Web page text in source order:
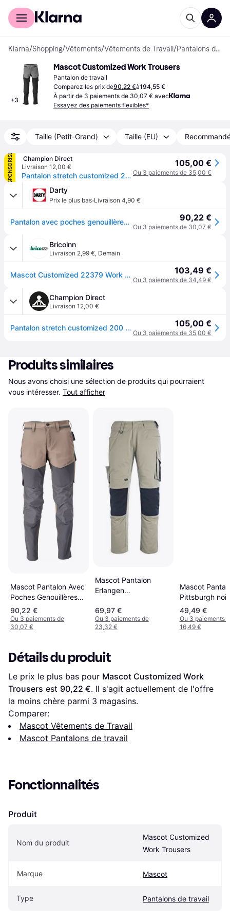
Acheter avec Klarna
Klarna/Shopping/Vêtements/Vêtements de Travail / Pantalons de travail
+3
Mascot Customized Work Trousers
Pantalon de travail
Comparez les prix de90,22 €à194,55 €
À partir de 3 paiements de 30,07 € avec
Essayez des paiements flexibles*
Taille (Petit-Grand) Taille (EU)
SPONSORISÉ
Champion Direct
Livraison 12,00 €
Pantalon stretch customized 200 - 300 g entre 4 et 6 pantalon 44 1 pièce(s) pantalon stretch customized anthracite/noir t44 polyamide, élasthanne gris
105,00 €
Ou 3 paiements de 35,00 €
Darty
Prix le plus bas·Livraison 4,90 €
Pantalon avec poches genouillères Ultimate - Gris anthracite/noir - Taille 46 - Entrejambe 82 - 22379-311-8909-82C52 90,22 €
Ou 3 paiements de 30,07 €
Bricoinn
Livraison 2,99 €, Demain
Mascot Customized 22379 Work Pants Gris 48 / 30 Homme 103,49 €
Ou 3 paiements de 34,49 €
Champion Direct
Livraison 12,00 €
Pantalon stretch customized 200 - 300 g entre 4 et 6 pantalon 44 1 pièce(s) pantalon stretch customized anthracite/noir t44 polyamide, élasthanne gris 105,00 €
Ou 3 paiements de 35,00 €
Produits similaires
Nous avons choisi une sélection de produits qui pourraient
vous intéresser. Tout afficher
Mascot Pantalon Avec
Poches Genouillères
Taupe Taille 38
90,22 €
Ou 3 paiements de
30,07 €
Mascot Pantalon
Erlangen
69,97 €
Ou 3 paiements de
23,32 €
Mascot
Pittsburgh noir
49,49 €
Ou 3 paiements
16,49 €
Détails du produit
Le prix le plus bas pour Mascot Customized Work
Trousers est 90,22 €. Il s'agit actuellement de l'offre
la moins chère parmi 3 magasins.
Comparer:
Mascot Vêtements de Travail
Mascot Pantalons de travail
Fonctionnalités
Produit
Nom du produit
Mascot Customized
Work Trousers
Marque Mascot
Type Pantalons de travail